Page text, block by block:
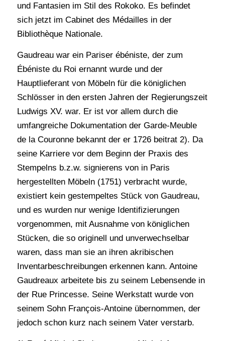
und Fantasien im Stil des Rokoko. Es befindet
sich jetzt im Cabinet des Médailles in der
Bibliothèque Nationale.
Gaudreau war ein Pariser ébéniste, der zum
Ébéniste du Roi ernannt wurde und der
Hauptlieferant von Möbeln für die königlichen
Schlösser in den ersten Jahren der Regierungszeit
Ludwigs XV. war. Er ist vor allem durch die
umfangreiche Dokumentation der Garde-Meuble
de la Couronne bekannt der er 1726 beitrat 2). Da
seine Karriere vor dem Beginn der Praxis des
Stempelns b.z.w. signierens von in Paris
hergestellten Möbeln (1751) verbracht wurde,
existiert kein gestempeltes Stück von Gaudreau,
und es wurden nur wenige Identifizierungen
vorgenommen, mit Ausnahme von königlichen
Stücken, die so originell und unverwechselbar
waren, dass man sie an ihren akribischen
Inventarbeschreibungen erkennen kann. Antoine
Gaudreaux arbeitete bis zu seinem Lebensende in
der Rue Princesse. Seine Werkstatt wurde von
seinem Sohn François-Antoine übernommen, der
jedoch schon kurz nach seinem Vater verstarb.